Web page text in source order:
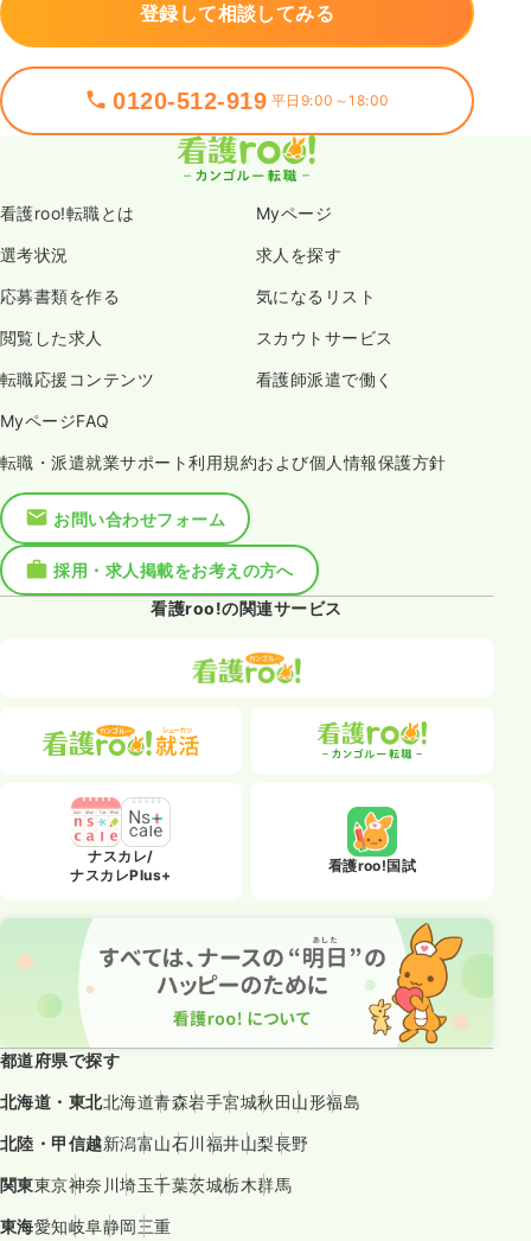
登録して相談してみる
0120-512-919 平日9:00～18:00
看護roo!転職とは Myページ
選考状況 求人を探す
応募書類を作る 気になるリスト
閲覧した求人 スカウトサービス
転職応援コンテンツ 看護師派遣で働く
MyページFAQ
転職・派遣就業サポート利用規約および個人情報保護方針
お問い合わせフォーム
採用・求人掲載をお考えの方へ
看護roo!の関連サービス
ナスカレ/
ナスカレPlus+
看護roo!国試
都道府県で探す
北海道・東北北海道青森岩手宮城秋田山形福島
北陸・甲信越新潟富山石川福井山梨長野
関東東京神奈川埼玉千葉茨城栃木群馬
東海愛知岐阜静岡三重